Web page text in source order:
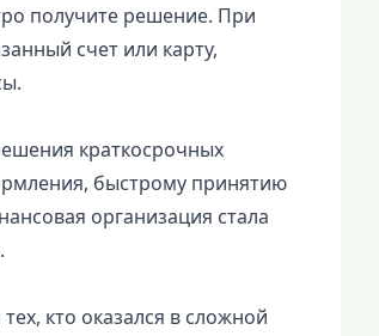
получите решение. При
счет или карту,
краткосрочных
быстрому принятию
организация стала
кто оказался в сложной